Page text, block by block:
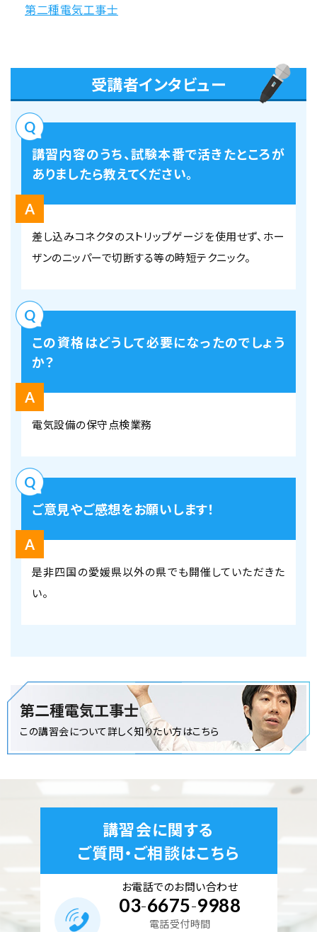
第二種電気工事士
受講者インタビュー
講習内容のうち、試験本番で活きたところが
ありましたら教えてください。
差し込みコネクタのストリップゲージを使用せず、ホー
ザンのニッパーで切断する等の時短テクニック。
この資格はどうして必要になったのでしょう
か？
電気設備の保守点検業務
ご意見やご感想をお願いします！
是非四国の愛媛県以外の県でも開催していただきた
い。
第二種電気工事士
この講習会について詳しく知りたい方はこちら
講習会に関する
ご質問・ご相談はこちら
お電話でのお問い合わせ
03-6675-9988
電話受付時間